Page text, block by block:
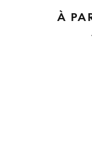
Conçu par les
Sierra,
À